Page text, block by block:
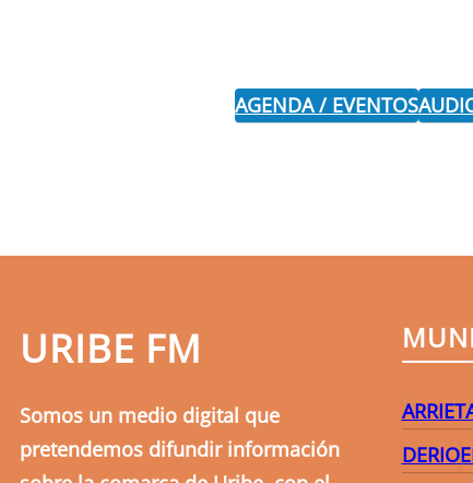
AGENDA / EVENTOS
URIBE FM
Somos un medio digital que
pretendemos difundir información
DERIO